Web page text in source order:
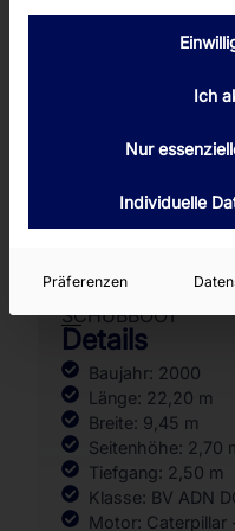
FOLIO 17477
SCHUBBOOT
Details
Baujahr: 2000
Länge: 22,20 m
Breite: 9,45 m
Seitenhöhe: 2,70
Tiefgang: 2,50 m
Klasse: BV ADN
Motor:
Ich
Nur
Individuelle
Präferenzen